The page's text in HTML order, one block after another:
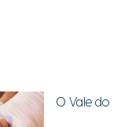
O Vale do